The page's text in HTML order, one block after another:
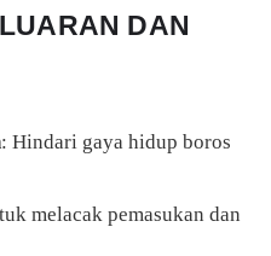
DAN
: Hindari gaya hidup boros
melacak pemasukan dan